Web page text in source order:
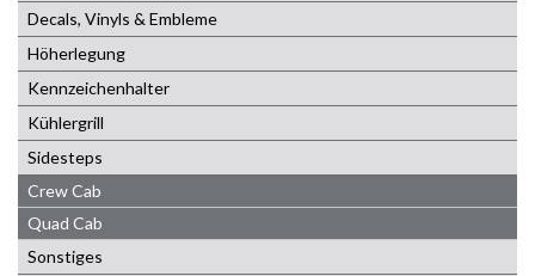
Decals, Vinyls & Embleme
Höherlegung
Kennzeichenhalter
Kühlergrill
Sidesteps
Crew Cab
Quad Cab
Sonstiges